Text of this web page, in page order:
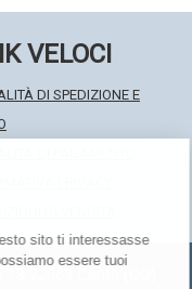
VELOCI
DI SPEDIZIONE E
22063 Cantù (CO)